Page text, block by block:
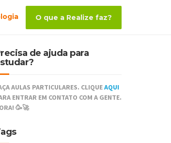
O que a Realize faz?
de ajuda para
AULAS PARTICULARES. CLIQUEAQUI
ENTRAR EM CONTATO COM A GENTE.
🥳🚀